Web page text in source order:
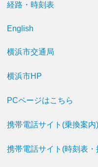
経路・時刻表
English
横浜市交通局
横浜市HP
PCページはこちら
携帯電話サイト(乗換案内
携帯電話サイト(時刻表